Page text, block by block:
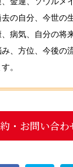
の自分、今世の
病気、自分の将
、方位、今後の
。
・お問い合わ